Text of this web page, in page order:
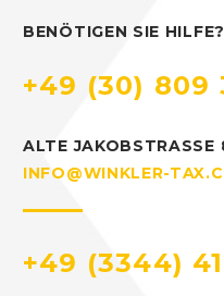
BENÖTIGEN SIE
+49 (30) 809
ALTE JAKOBSTRASSE
INFO@WINKLER-
+49 (3344)